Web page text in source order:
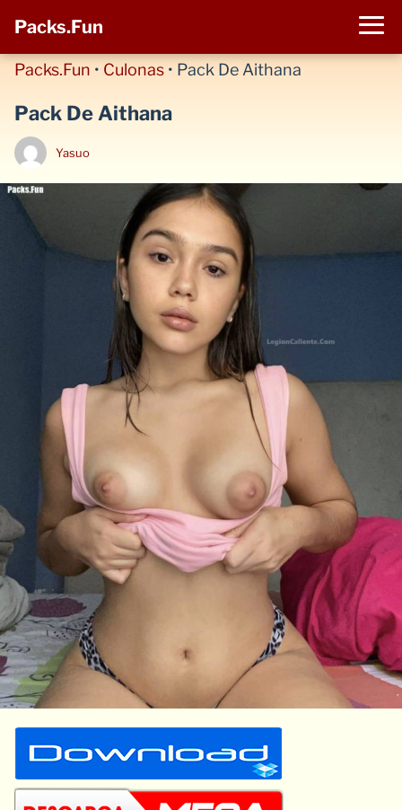
Packs.Fun
Packs.Fun • Culonas • Pack De Aithana
Pack De Aithana
Yasuo